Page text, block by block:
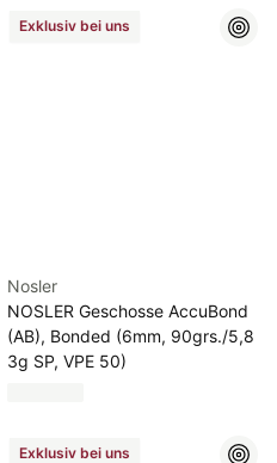
Exklusiv bei uns
Nosler
NOSLER Geschosse AccuBond
(AB), Bonded (6mm, 90grs./5,8
3g SP, VPE 50)
Exklusiv bei uns